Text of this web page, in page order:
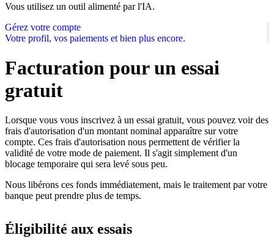
Vous utilisez un outil alimenté par l'IA.
Gérez votre compte
Votre profil, vos paiements et bien plus encore.
Facturation pour un essai
gratuit
Lorsque vous vous inscrivez à un essai gratuit, vous pouvez voir des
frais d'autorisation d'un montant nominal apparaître sur votre
compte. Ces frais d'autorisation nous permettent de vérifier la
validité de votre mode de paiement. Il s'agit simplement d'un
blocage temporaire qui sera levé sous peu.
Nous libérons ces fonds immédiatement, mais le traitement par votre
banque peut prendre plus de temps.
Éligibilité aux essais